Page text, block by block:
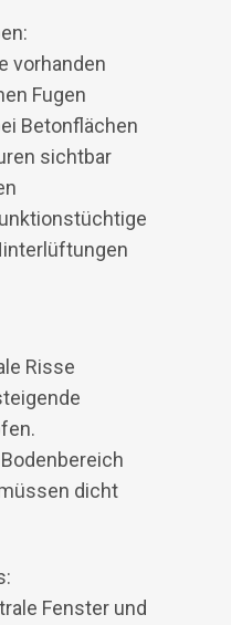
vorhanden
Fugen
Betonflächen
sichtbar
Risse
dicht
Fenster und